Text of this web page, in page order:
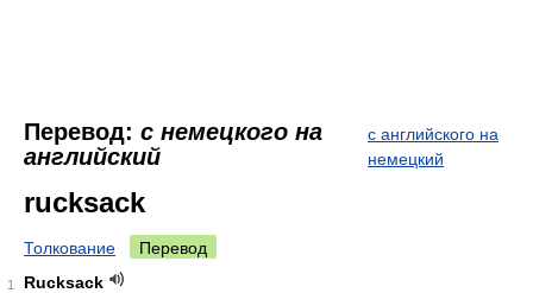
Перевод: с немецкого на
английский
с английского на
немецкий
rucksack
Толкование Перевод
1
Rucksack